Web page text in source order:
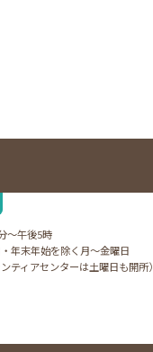
～午後5時
年末年始を除く月～金曜日
ンティアセンターは土曜日も開所）